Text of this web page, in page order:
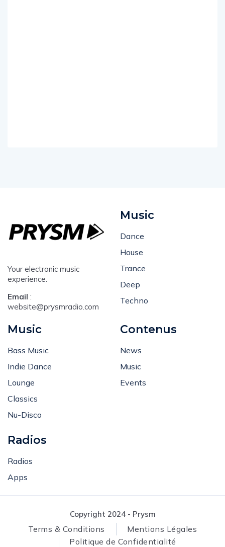
Your electronic music
experience.
Email :
website@prysmradio.com
Music
Dance
House
Trance
Deep
Techno
Music
Bass Music
Indie Dance
Lounge
Classics
Nu-Disco
Contenus
News
Music
Events
Radios
Radios
Apps
Copyright 2024 - Prysm
Terms & Conditions
Mentions Légales
Politique de Confidentialité